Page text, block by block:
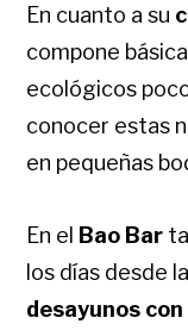
En cuanto a su
compone
ecológicos
conocer estas
en pequeñas
En el Bao Bar
los días desde
desayunos